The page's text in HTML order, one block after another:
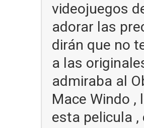
videojuegos
adorar las
dirán que no
a las
admiraba al
Mace Windo ,
esta pelicula